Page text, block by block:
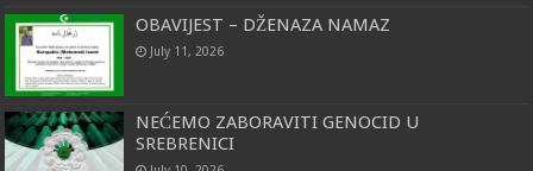
OBAVIJEST – DŽENAZA NAMAZ
July 11, 2026
NEĆEMO ZABORAVITI GENOCID U
SREBRENICI